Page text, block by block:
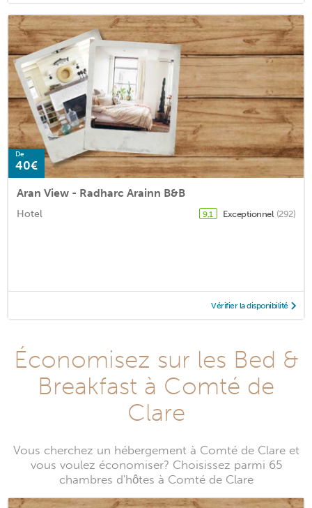
De
40€
Aran View - Radharc Arainn B&B
Hotel 9,1 Exceptionnel (292)
Vérifier la disponibilité
Économisez sur les Bed &
Breakfast à Comté de
Clare
Vous cherchez un hébergement à Comté de Clare et
vous voulez économiser? Choisissez parmi 65
chambres d'hôtes à Comté de Clare